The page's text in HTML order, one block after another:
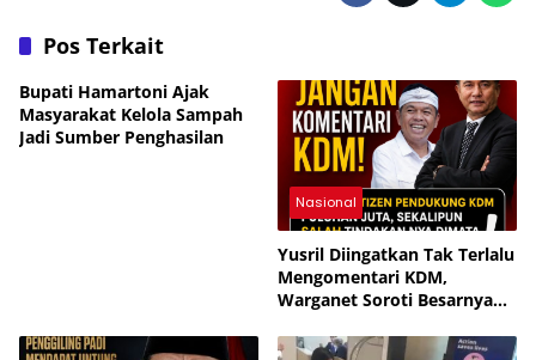
Pos Terkait
Bupati Hamartoni Ajak
Masyarakat Kelola Sampah
Jadi Sumber Penghasilan
Nasional
Yusril Diingatkan Tak Terlalu
Mengomentari KDM,
Warganet Soroti Besarnya